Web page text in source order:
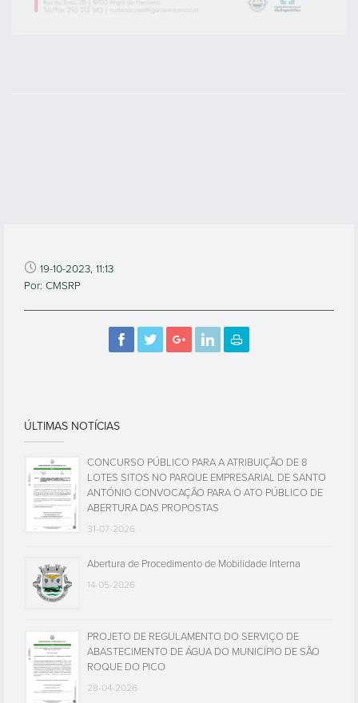
19-10-2023, 11:13
Por: CMSRP
ÚLTIMAS NOTÍCIAS
CONCURSO PÚBLICO PARA A ATRIBUIÇÃO DE 8
LOTES SITOS NO PARQUE EMPRESARIAL DE SANTO
ANTÓNIO CONVOCAÇÃO PARA O ATO PÚBLICO DE
ABERTURA DAS PROPOSTAS
31-07-2026
Abertura de Procedimento de Mobilidade Interna
14-05-2026
PROJETO DE REGULAMENTO DO SERVIÇO DE
ABASTECIMENTO DE ÁGUA DO MUNICÍPIO DE SÃO
ROQUE DO PICO
28-04-2026